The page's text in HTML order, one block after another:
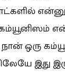
ஒரு
இது